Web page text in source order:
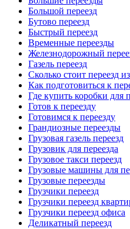
Большой переезд
Бутово переезд
Быстрый переезд
Временные переезды
Железнодорожный
Газель переезд
Сколько стоит переезд
Как подготовиться к
Где купить коробки для
Готов к переезду
Готовимся к переезду
Грандиозные переезды
Грузовая газель переезд
Грузовик для переезда
Грузовое такси переезд
Грузовые машины для
Грузовые переезды
Грузчики переезд
Грузчики переезд
Грузчики переезд офиса
Деликатный переезд